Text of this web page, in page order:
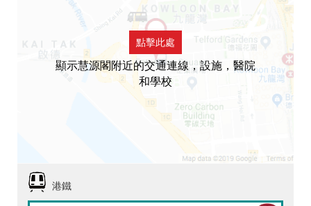
點擊此處
顯示慧源閣附近的交通連線，設施，醫院
和學校
港鐵